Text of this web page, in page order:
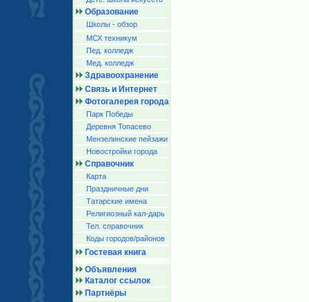
Образование
Школы - обзор
МСХ техникум
Пед. колледж
Мед. колледж
Здравоохранение
Связь и Интернет
Фотогалерея города
Парк Победы
Деревня Топасево
Мензелинские пейзажи
Новостройки города
Справочник
Карта
Праздничные дни
Татарские имена
Религиозный кал-дарь
Тел. справочник
Коды городов/райoнов
Гостевая книга
Объявления
Каталог ссылок
Партнёры